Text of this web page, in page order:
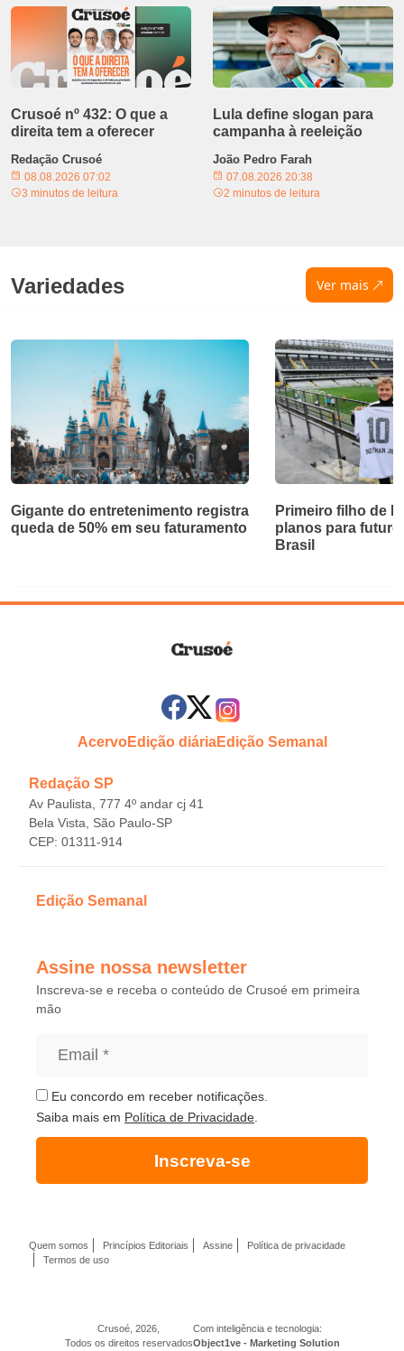
Crusoé nº 432: O que a
direita tem a oferecer
Redação Crusoé
08.08.2026 07:02
3 minutos de leitura
Lula define slogan para
campanha à reeleição
João Pedro Farah
07.08.2026 20:38
2 minutos de leitura
Variedades Ver mais
Gigante do entretenimento registra
queda de 50% em seu faturamento
Primeiro filho de
planos para
Brasil
AcervoEdição diáriaEdição Semanal
Redação SP
Av Paulista, 777 4º andar cj 41
Bela Vista, São Paulo-SP
CEP: 01311-914
Edição Semanal
Assine nossa newsletter
Inscreva-se e receba o conteúdo de Crusoé em primeira
mão
Eu concordo em receber notificações.
Saiba mais em Política de Privacidade
Inscreva-se
Crusoé, 2026,
Todos os direitos reservados
Com inteligência e tecnologia:
Object1ve - Marketing Solution
Quem somos Princípios Editoriais Assine
Política de privacidade
Termos de uso